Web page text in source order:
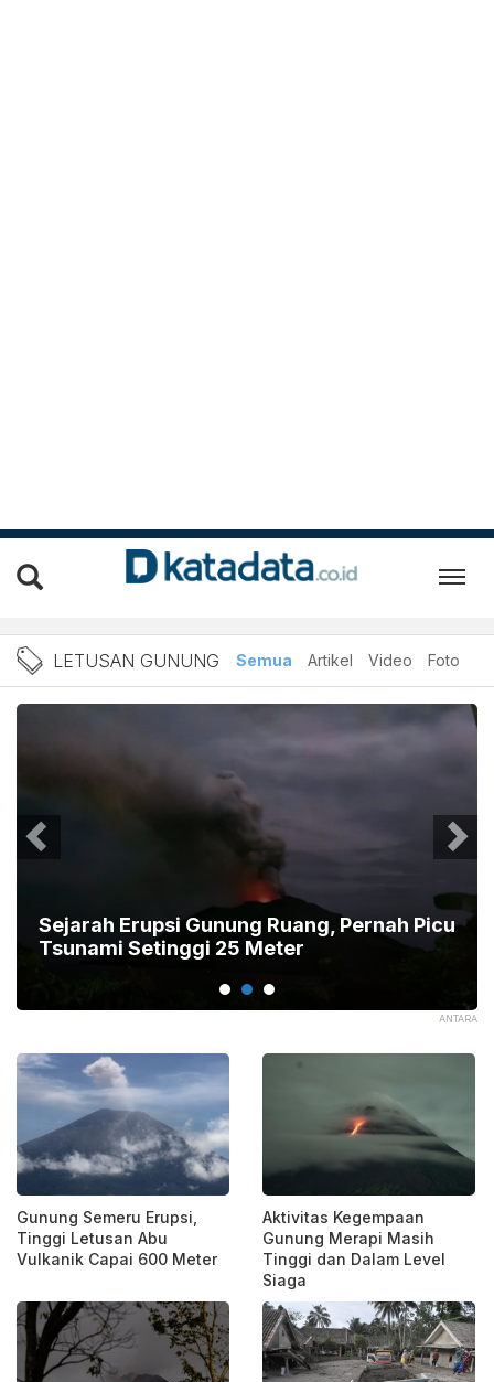
Berita Letusan gunung
LETUSAN GUNUNG Semua Artikel Video Foto
ANTARA
Sejarah Erupsi Gunung Ruang, Pernah Picu
Tsunami Setinggi 25 Meter
Gunung Semeru Erupsi,
Tinggi Letusan Abu
Vulkanik Capai 600 Meter
Aktivitas Kegempaan
Gunung Merapi Masih
Tinggi dan Dalam Level
Siaga